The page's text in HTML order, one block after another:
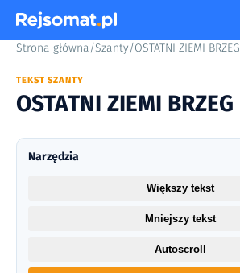
Strona główna/Szanty/OSTATNI ZIEMI BRZEG
TEKST SZANTY
OSTATNI ZIEMI BRZEG
Narzędzia
Większy tekst
Mniejszy tekst
Autoscroll